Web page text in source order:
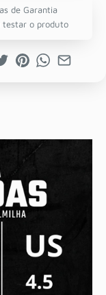
de Garantia
testar o produto